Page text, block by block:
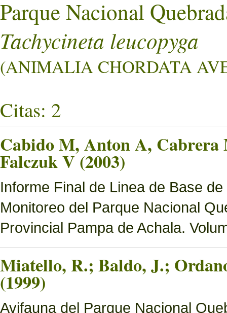
Parque Nacional
Tachycineta leucopyga
(ANIMALIA CHORDATA
Citas: 2
Cabido M, Anton A,
Falczuk V (2003)
Informe Final de Linea de Base
Monitoreo del Parque Nacional
Provincial Pampa de Achala.
Miatello, R.; Baldo, J.;
(1999)
Avifauna del Parque Nacional